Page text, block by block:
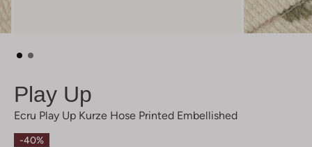
Play Up
Ecru Play Up Kurze Hose Printed Embellished
-40%